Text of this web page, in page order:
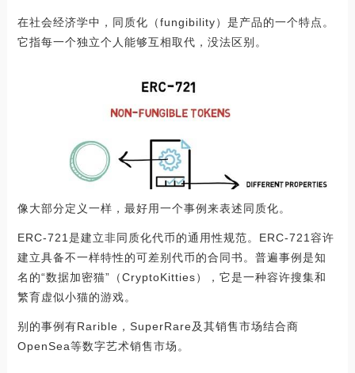
在社会经济学中，同质化（fungibility）是产品的一个特点。
它指每一个独立个人能够互相取代，没法区别。
像大部分定义一样，最好用一个事例来表述同质化。
ERC-721是建立非同质化代币的通用性规范。ERC-721容许
建立具备不一样特性的可差别代币的合同书。普遍事例是知
名的“数据加密猫”（CryptoKitties），它是一种容许搜集和
繁育虚似小猫的游戏。
别的事例有Rarible，SuperRare及其销售市场结合商
OpenSea等数字艺术销售市场。